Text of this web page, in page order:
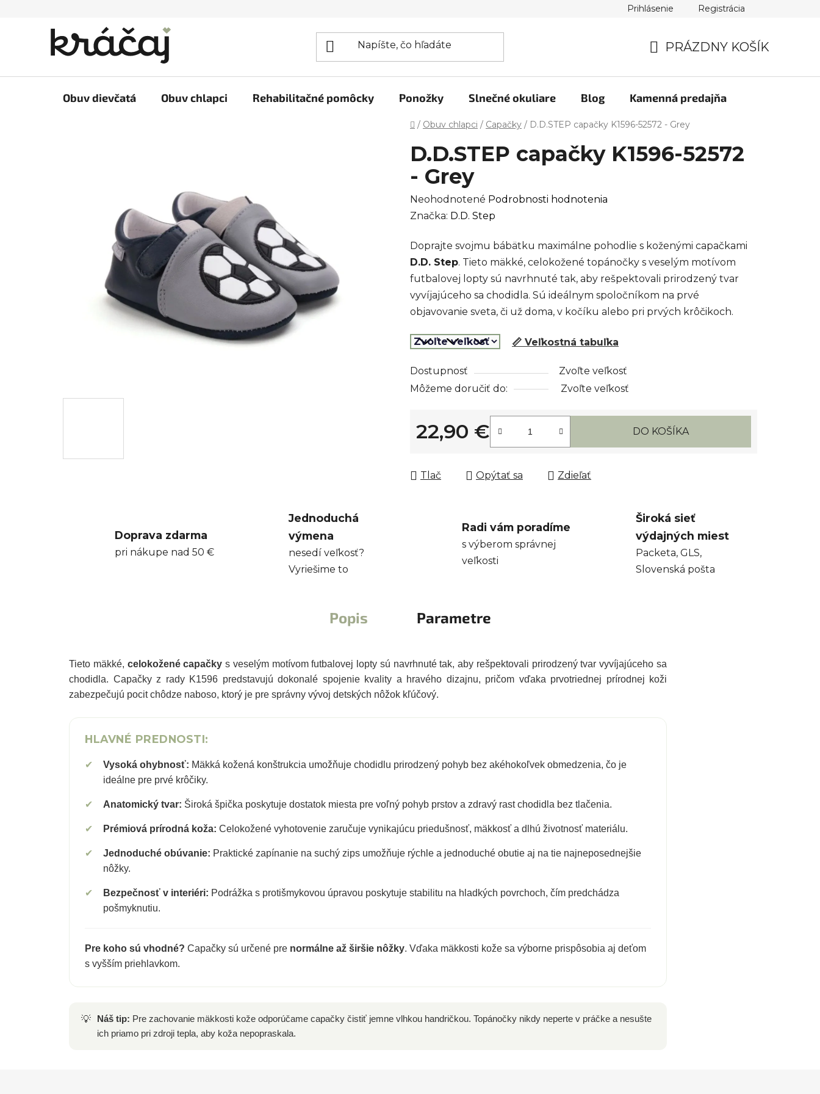
Prihlásenie Registrácia
KOŠÍK
PRÁZDNY KOŠÍK
Obuv dievčatá Obuv chlapci Rehabilitačné pomôcky Ponožky Slnečné okuliare Blog Kamenná predajňa
Domov
/ Obuv chlapci / Capačky / D.D.STEP capačky K1596-52572 - Grey
D.D.STEP capačky K1596-52572
- Grey
Priemerné
hodnotenie
je
0,0
z
5
hviezdičiek.
Neohodnotené Podrobnosti hodnotenia
Značka: D.D. Step
Doprajte svojmu bábätku maximálne pohodlie s koženými capačkami
D.D. Step. Tieto mäkké, celokožené topánočky s veselým motívom
futbalovej lopty sú navrhnuté tak, aby rešpektovali prirodzený tvar
vyvíjajúceho sa chodidla. Sú ideálnym spoločníkom na prvé
objavovanie sveta, či už doma, v kočíku alebo pri prvých krôčikoch.
📏 Veľkostná tabuľka
Dostupnosť
Zvoľte veľkosť
Môžeme doručiť do:
Zvoľte veľkosť
22,90 €
Jednotková cena:
DO KOŠÍKA
Tlač Opýtať sa Zdieľať
Doprava zdarma
pri nákupe nad 50 €
Jednoduchá
výmena
nesedí veľkosť?
Vyriešime to
Radi vám poradíme
s výberom správnej
veľkosti
Široká sieť
výdajných miest
Packeta, GLS,
Slovenská pošta
Popis Parametre
Tieto mäkké, celokožené capačky s veselým motívom futbalovej lopty sú navrhnuté tak, aby rešpektovali prirodzený tvar vyvíjajúceho sa
chodidla. Capačky z rady K1596 predstavujú dokonalé spojenie kvality a hravého dizajnu, pričom vďaka prvotriednej prírodnej koži
zabezpečujú pocit chôdze naboso, ktorý je pre správny vývoj detských nôžok kľúčový.
HLAVNÉ PREDNOSTI:
✔ Vysoká ohybnosť: Mäkká kožená konštrukcia umožňuje chodidlu prirodzený pohyb bez akéhokoľvek obmedzenia, čo je
ideálne pre prvé krôčiky.
✔ Anatomický tvar: Široká špička poskytuje dostatok miesta pre voľný pohyb prstov a zdravý rast chodidla bez tlačenia.
✔ Prémiová prírodná koža: Celokožené vyhotovenie zaručuje vynikajúcu priedušnosť, mäkkosť a dlhú životnosť materiálu.
✔ Jednoduché obúvanie: Praktické zapínanie na suchý zips umožňuje rýchle a jednoduché obutie aj na tie najneposednejšie
nôžky.
✔ Bezpečnosť v interiéri: Podrážka s protišmykovou úpravou poskytuje stabilitu na hladkých povrchoch, čím predchádza
pošmyknutiu.
Pre koho sú vhodné? Capačky sú určené pre normálne až širšie nôžky. Vďaka mäkkosti kože sa výborne prispôsobia aj deťom
s vyšším priehlavkom.
💡 Náš tip: Pre zachovanie mäkkosti kože odporúčame capačky čistiť jemne vlhkou handričkou. Topánočky nikdy neperte v práčke a nesušte
ich priamo pri zdroji tepla, aby koža nepopraskala.